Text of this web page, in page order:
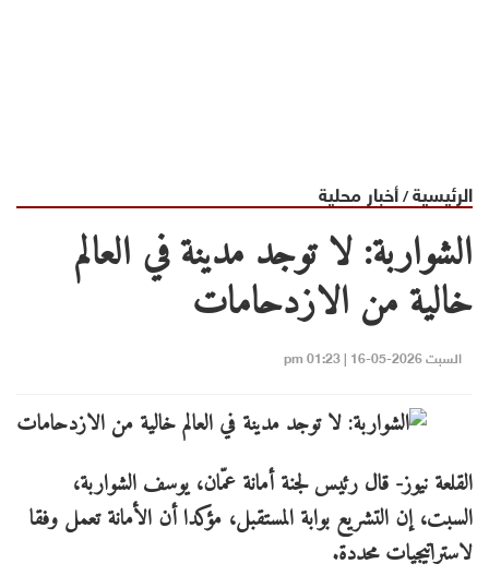
الرئيسية/أخبار محلية
الشواربة: لا توجد مدينة في العالم
خالية من الازدحامات
السبت 2026-05-16 | 01:23 pm
القلعة نيوز- قال رئيس لجنة أمانة عمّان، يوسف الشواربة،
السبت، إن التشريع بوابة المستقبل، مؤكدا أن الأمانة تعمل وفقا
لاستراتيجيات محددة.